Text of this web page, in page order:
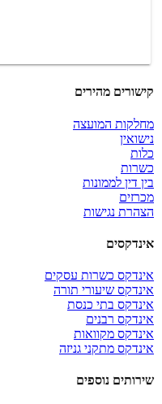
קישורים מהירים
מחלקות המועצה
נישואין
כלות
כשרות
בין דין לממונות
מכרזים
הצהרת נגישות
אינדקסים
אינדקס כשרות עסקים
אינדקס שיעורי תורה
אינדקס בתי כנסת
אינדקס רבנים
אינדקס מקוואות
אינדקס מתקני גניזה
שירותים נוספים